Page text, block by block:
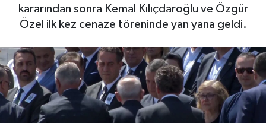
kararından sonra Kemal Kılıçdaroğlu ve Özgür
Özel ilk kez cenaze töreninde yan yana geldi.
Magazin
Gayrimenkul
Spor
Eğitim